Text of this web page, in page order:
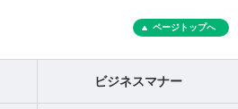
ページトップへ
ビジネスマナー